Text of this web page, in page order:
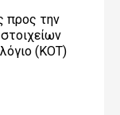
προς την
(ΚΟΤ)